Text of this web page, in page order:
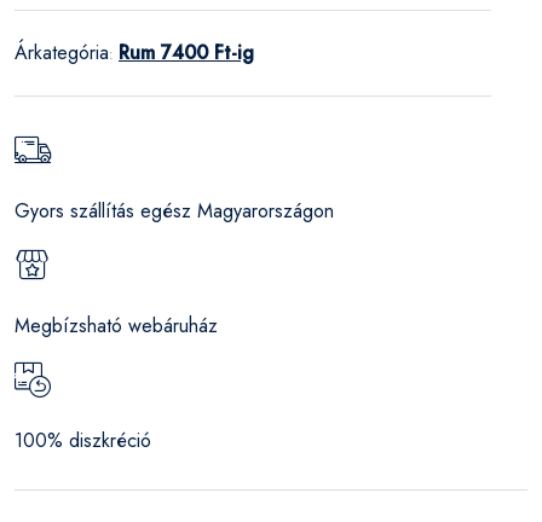
Árkategória: Rum 7400 Ft-ig
Gyors szállítás egész Magyarországon
Megbízsható webáruház
100% diszkréció